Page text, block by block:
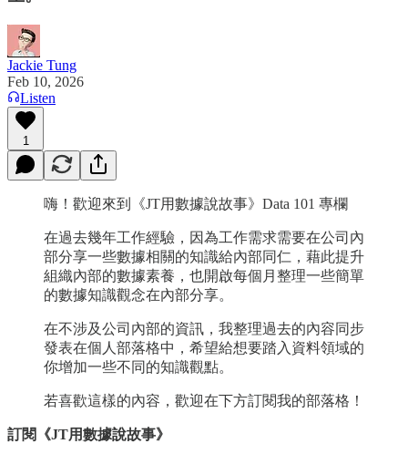
Jackie Tung
Feb 10, 2026
Listen
1
嗨！歡迎來到《JT用數據說故事》Data 101 專欄
在過去幾年工作經驗，因為工作需求需要在公司內
部分享一些數據相關的知識給內部同仁，藉此提升
組織內部的數據素養，也開啟每個月整理一些簡單
的數據知識觀念在內部分享。
在不涉及公司內部的資訊，我整理過去的內容同步
發表在個人部落格中，希望給想要踏入資料領域的
你增加一些不同的知識觀點。
若喜歡這樣的內容，歡迎在下方訂閱我的部落格！
訂閱《JT用數據說故事》